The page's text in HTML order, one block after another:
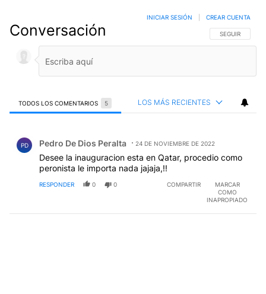
Conversación SIGA ESTA
SEGUIR
INICIAR SESIÓN CREAR CUENTA
TODOS LOS COMENTARIOS 5 LOS MÁS RECIENTES
PD Pedro De Dios Peralta 24 DE NOVIEMBRE DE 2022
Desee la inauguracion esta en Qatar, procedio como
peronista le importa nada jajaja,!!
RESPONDER 0 0 COMPARTIR
MARCAR
COMO
INAPROPIADO